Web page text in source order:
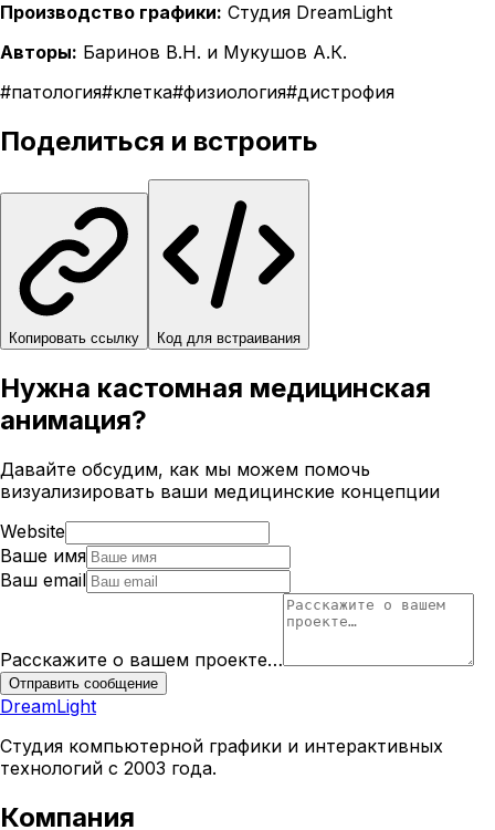
Производство графики: Студия DreamLight
Авторы: Баринов В.Н. и Мукушов А.К.
#патология#клетка#физиология#дистрофия
Поделиться и встроить
Копировать ссылку Код для встраивания
Нужна кастомная медицинская
анимация?
Давайте обсудим, как мы можем помочь
визуализировать ваши медицинские концепции
Website
Ваше имя
Ваш email
Расскажите о вашем проекте…
Отправить сообщение
DreamLight
Студия компьютерной графики и интерактивных
технологий с 2003 года.
Компания